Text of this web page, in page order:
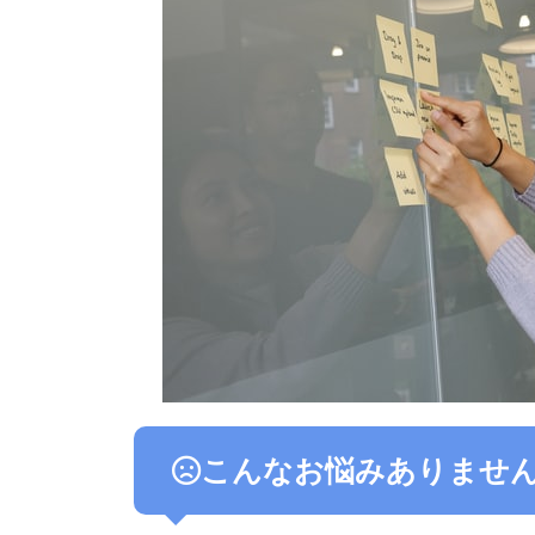
こんなお悩みありませ